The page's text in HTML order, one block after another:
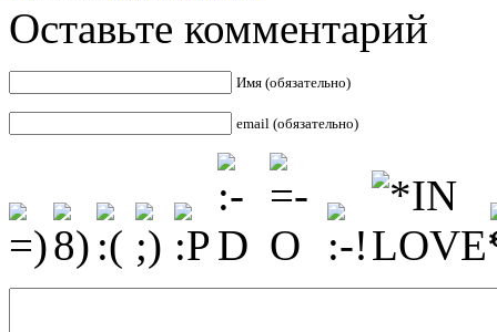
Оставьте комментарий
Имя (обязательно)
email (обязательно)